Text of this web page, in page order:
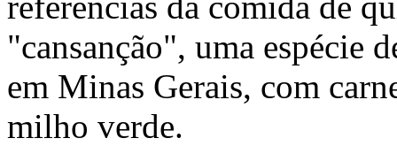
"cansanção", uma espécie
em Minas Gerais, com
milho verde.